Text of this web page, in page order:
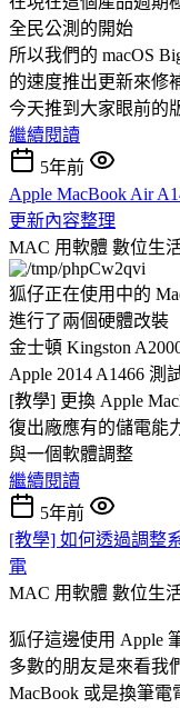
全民公測的開始
所以我們的 macOS
的速度推出更新來修
今天推到大家眼前的
繼續閱讀
5年前
Apple MacBook Air
更新內容整理
MAC 用軟體 數位生
狐仔正在使用中的
進行了兩個硬體改裝
金士頓 Kingston
Apple 2014 A1466 測
[教學] 更換 Apple
復出廠應有的儲電能
與一個軟體調整
繼續閱讀
5年前
[教學] 如何透過調整
電
MAC 用軟體 數位生
狐仔這邊使用 Apple
多數的朋友是來看我
MacBook 或是換筆電